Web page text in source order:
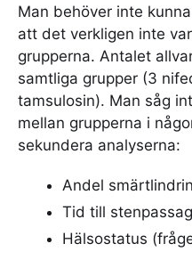
Man behöver inte
att det verkligen inte
grupperna. Antalet
samtliga grupper (3
tamsulosin). Man såg
mellan grupperna i
sekundera analyserna:
Andel
Tid till
Hälsostatus